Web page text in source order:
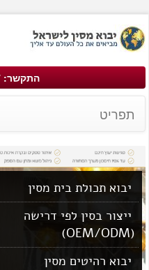
התקשר: 03-7639107
תפריט
יבוא תכולת בית מסין
ייצור בסין לפי דרישה
יבוא רהיטים מסין